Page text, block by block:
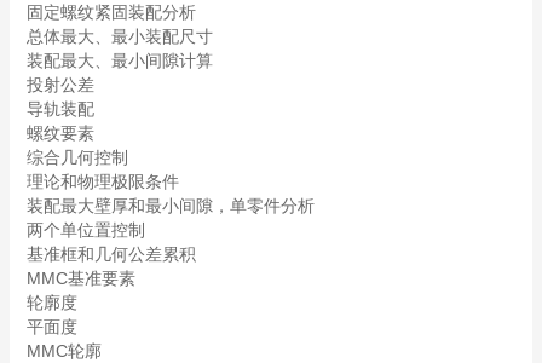
固定螺纹紧固装配分析
总体最大、最小装配尺寸
装配最大、最小间隙计算
投射公差
导轨装配
螺纹要素
综合几何控制
理论和物理极限条件
装配最大壁厚和最小间隙，单零件分析
两个单位置控制
基准框和几何公差累积
MMC基准要素
轮廓度
平面度
MMC轮廓